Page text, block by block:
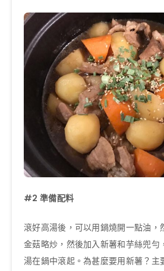
#2 準備配料
滾好高湯後，可以用鍋燒開一點油，
金菇略炒，然後加入新薯和芋絲兜勻
湯在鍋中滾起。為甚麼要用新薯？主